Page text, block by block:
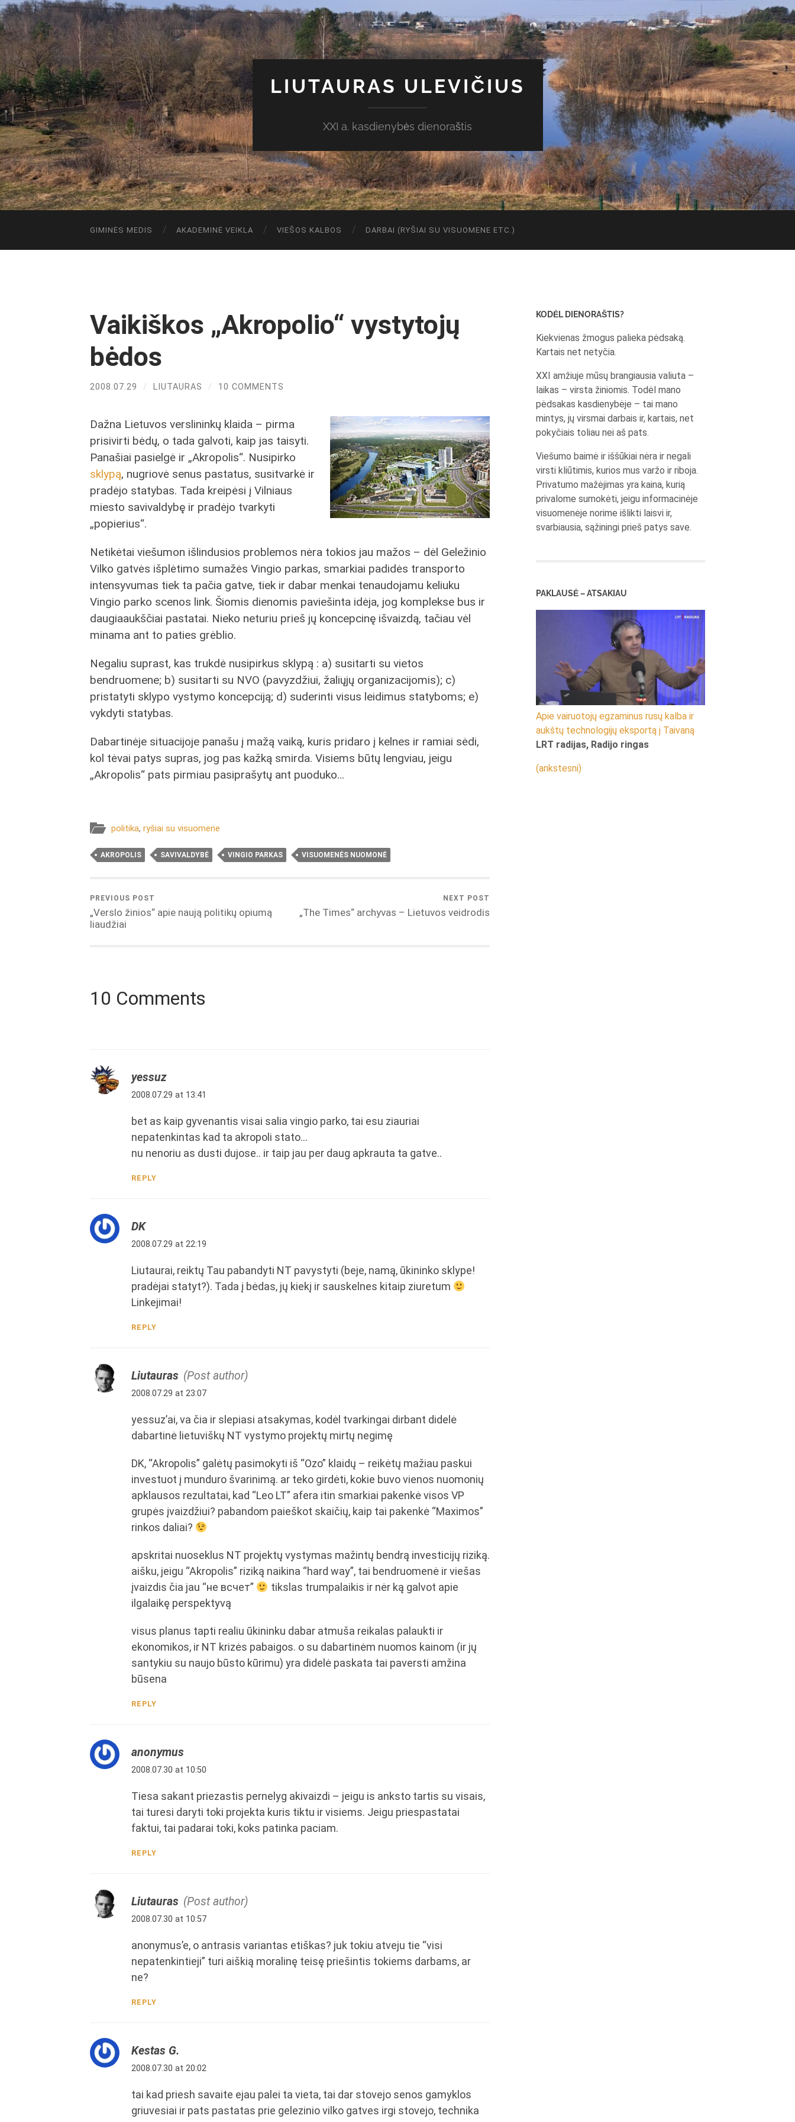
LIUTAURAS ULEVIČIUS
XXI a. kasdienybės dienoraštis
GIMINĖS MEDIS AKADEMINĖ VEIKLA VIEŠOS KALBOS DARBAI (RYŠIAI SU VISUOMENE ETC.)
Vaikiškos „Akropolio“ vystytojų
bėdos
2008.07.29 / LIUTAURAS / 10 COMMENTS
Dažna Lietuvos verslininkų klaida – pirma
prisivirti bėdų, o tada galvoti, kaip jas taisyti.
Panašiai pasielgė ir „Akropolis“. Nusipirko
sklypą, nugriovė senus pastatus, susitvarkė ir
pradėjo statybas. Tada kreipėsi į Vilniaus
miesto savivaldybę ir pradėjo tvarkyti
„popierius“.
Netikėtai viešumon išlindusios problemos nėra tokios jau mažos – dėl Geležinio
Vilko gatvės išplėtimo sumažės Vingio parkas, smarkiai padidės transporto
intensyvumas tiek ta pačia gatve, tiek ir dabar menkai tenaudojamu keliuku
Vingio parko scenos link. Šiomis dienomis paviešinta idėja, jog komplekse bus ir
daugiaaukščiai pastatai. Nieko neturiu prieš jų koncepcinę išvaizdą, tačiau vėl
minama ant to paties grėblio.
Negaliu suprast, kas trukdė nusipirkus sklypą : a) susitarti su vietos
bendruomene; b) susitarti su NVO (pavyzdžiui, žaliųjų organizacijomis); c)
pristatyti sklypo vystymo koncepciją; d) suderinti visus leidimus statyboms; e)
vykdyti statybas.
Dabartinėje situacijoje panašu į mažą vaiką, kuris pridaro į kelnes ir ramiai sėdi,
kol tėvai patys supras, jog pas kažką smirda. Visiems būtų lengviau, jeigu
„Akropolis“ pats pirmiau pasiprašytų ant puoduko…
politika, ryšiai su visuomene
AKROPOLIS SAVIVALDYBĖ VINGIO PARKAS VISUOMENĖS NUOMONĖ
PREVIOUS POST
„Verslo žinios“ apie naują politikų opiumą
liaudžiai
NEXT POST
„The Times“ archyvas – Lietuvos veidrodis
10 Comments
yessuz
2008.07.29 at 13:41
bet as kaip gyvenantis visai salia vingio parko, tai esu ziauriai
nepatenkintas kad ta akropoli stato…
nu nenoriu as dusti dujose.. ir taip jau per daug apkrauta ta gatve..
REPLY
DK
2008.07.29 at 22:19
Liutaurai, reiktų Tau pabandyti NT pavystyti (beje, namą, ūkininko sklype!
pradėjai statyt?). Tada į bėdas, jų kiekį ir sauskelnes kitaip ziuretum
Linkejimai!
REPLY
Liutauras (Post author)
2008.07.29 at 23:07
yessuz’ai, va čia ir slepiasi atsakymas, kodėl tvarkingai dirbant didelė
dabartinė lietuviškų NT vystymo projektų mirtų negimę
DK, “Akropolis” galėtų pasimokyti iš “Ozo” klaidų – reikėtų mažiau paskui
investuot į munduro švarinimą. ar teko girdėti, kokie buvo vienos nuomonių
apklausos rezultatai, kad “Leo LT” afera itin smarkiai pakenkė visos VP
grupės įvaizdžiui? pabandom paieškot skaičių, kaip tai pakenkė “Maximos”
rinkos daliai?
apskritai nuoseklus NT projektų vystymas mažintų bendrą investicijų riziką.
aišku, jeigu “Akropolis” riziką naikina “hard way”, tai bendruomenė ir viešas
įvaizdis čia jau “не всчет”
tikslas trumpalaikis ir nėr ką galvot apie
ilgalaikę perspektyvą
visus planus tapti realiu ūkininku dabar atmuša reikalas palaukti ir
ekonomikos, ir NT krizės pabaigos. o su dabartinėm nuomos kainom (ir jų
santykiu su naujo būsto kūrimu) yra didelė paskata tai paversti amžina
būsena
REPLY
anonymus
2008.07.30 at 10:50
Tiesa sakant priezastis pernelyg akivaizdi – jeigu is anksto tartis su visais,
tai turesi daryti toki projekta kuris tiktu ir visiems. Jeigu priespastatai
faktui, tai padarai toki, koks patinka paciam.
REPLY
Liutauras (Post author)
2008.07.30 at 10:57
anonymus’e, o antrasis variantas etiškas? juk tokiu atveju tie “visi
nepatenkintieji” turi aiškią moralinę teisę priešintis tokiems darbams, ar
ne?
REPLY
Kestas G.
2008.07.30 at 20:02
tai kad priesh savaite ejau palei ta vieta, tai dar stovejo senos gamyklos
griuvesiai ir pats pastatas prie gelezinio vilko gatves irgi stovejo, technika
KODĖL DIENORAŠTIS?
Kiekvienas žmogus palieka pėdsaką.
Kartais net netyčia.
XXI amžiuje mūsų brangiausia valiuta –
laikas – virsta žiniomis. Todėl mano
pėdsakas kasdienybėje – tai mano
mintys, jų virsmai darbais ir, kartais, net
pokyčiais toliau nei aš pats.
Viešumo baimė ir iššūkiai nėra ir negali
virsti kliūtimis, kurios mus varžo ir riboja.
Privatumo mažėjimas yra kaina, kurią
privalome sumokėti, jeigu informacinėje
visuomenėje norime išlikti laisvi ir,
svarbiausia, sąžiningi prieš patys save.
PAKLAUSĖ – ATSAKIAU
Apie vairuotojų egzaminus rusų kalba ir
aukštų technologijų eksportą į Taivaną
LRT radijas, Radijo ringas
(ankstesni)